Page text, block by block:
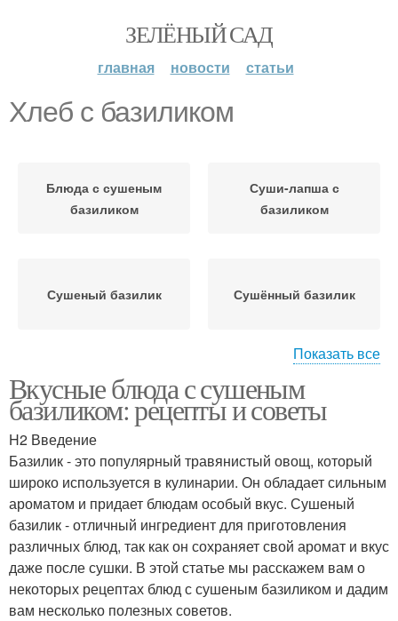
ЗЕЛЁНЫЙ САД
главная новости статьи
Хлеб с базиликом
Блюда с сушеным
базиликом
Суши-лапша с
базиликом
Сушеный базилик Сушённый базилик
Базилик в кулинарии Варение с базиликом
Лимонад с базиликом Домашний хлеб
Маффина с базиликом Песто с базиликом
Показать все
Вкусные блюда с сушеным
базиликом: рецепты и советы
H2 Введение
Базилик - это популярный травянистый овощ, который
широко используется в кулинарии. Он обладает сильным
ароматом и придает блюдам особый вкус. Сушеный
базилик - отличный ингредиент для приготовления
различных блюд, так как он сохраняет свой аромат и вкус
даже после сушки. В этой статье мы расскажем вам о
некоторых рецептах блюд с сушеным базиликом и дадим
вам несколько полезных советов.